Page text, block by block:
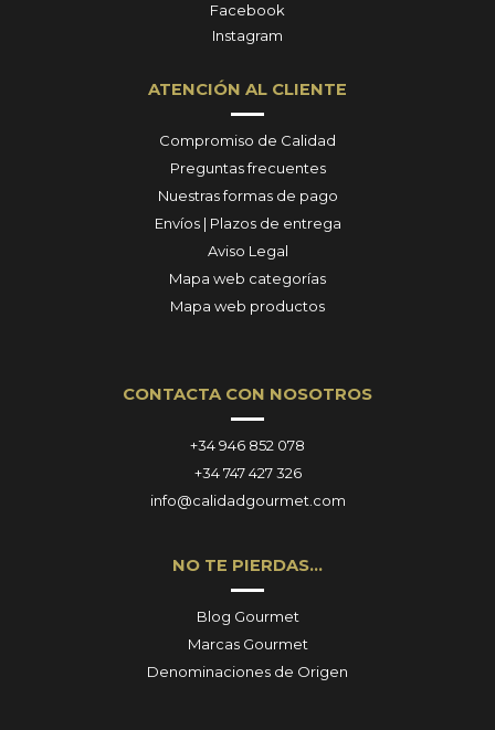
Facebook
Instagram
ATENCIÓN AL CLIENTE
Compromiso de Calidad
Preguntas frecuentes
Nuestras formas de pago
Envíos | Plazos de entrega
Aviso Legal
Mapa web categorías
Mapa web productos
CONTACTA CON NOSOTROS
+34 946 852 078
+34 747 427 326
info@calidadgourmet.com
NO TE PIERDAS…
Blog Gourmet
Marcas Gourmet
Denominaciones de Origen